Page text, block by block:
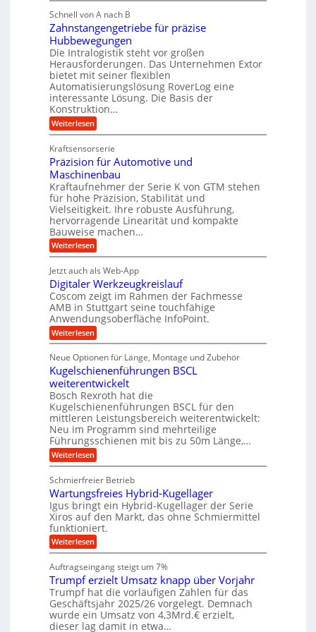
k
i
m
V
e
r
g
l
c
h
g
e
K
u
g
e
l
g
e
w
n
d
e
t
r
i
e
b
e
f
ü
r
r
u
e
U
m
g
e
b
u
n
g
e
n
g
r
t
U
m
s
a
t
z
n
d
A
u
f
t
r
a
s
i
n
g
a
n
g
e
h
r
A
r
b
e
i
t
s
l
o
s
e
,
w
e
n
i
g
e
r
S
t
e
l
e
n
Schnell von A nach B
Zahnstangengetriebe für präzise
Hubbewegungen
Die Intralogistik steht vor großen
Herausforderungen. Das Unternehmen Extor
bietet mit seiner flexiblen
Automatisierungslösung RoverLog eine
interessante Lösung. Die Basis der
Konstruktion…
Weiterlesen:
Z
h
n
s
t
a
n
g
e
n
g
e
t
r
i
e
b
e
f
ü
r
r
ä
i
s
e
H
u
b
b
e
w
e
g
u
n
g
e
n
Kraftsensorserie
Präzision für Automotive und
Maschinenbau
Kraftaufnehmer der Serie K von GTM stehen
für hohe Präzision, Stabilität und
Vielseitigkeit. Ihre robuste Ausführung,
hervorragende Linearität und kompakte
Bauweise machen…
Weiterlesen:
P
ä
z
i
s
i
o
n
f
r
A
u
t
o
m
o
t
i
v
e
n
d
M
a
s
c
h
i
e
n
b
a
u
Jetzt auch als Web-App
Digitaler Werkzeugkreislauf
Coscom zeigt im Rahmen der Fachmesse
AMB in Stuttgart seine touchfähige
Anwendungsoberfläche InfoPoint.
Weiterlesen:
D
g
i
t
a
l
e
r
W
e
r
k
z
e
u
g
k
r
e
i
s
a
u
f
Neue Optionen für Länge, Montage und Zubehör
Kugelschienenführungen BSCL
weiterentwickelt
Bosch Rexroth hat die
Kugelschienenführungen BSCL für den
mittleren Leistungsbereich weiterentwickelt:
Neu im Programm sind mehrteilige
Führungsschienen mit bis zu 50m Länge,…
Weiterlesen:
K
g
e
l
s
c
h
i
e
e
n
f
ü
h
r
Schmierfreier Betrieb
Wartungsfreies Hybrid-Kugellager
Igus bringt ein Hybrid-Kugellager der Serie
Xiros auf den Markt, das ohne Schmiermittel
funktioniert.
Weiterlesen:
W
r
t
u
n
g
s
f
Auftragseingang steigt um 7%
Trumpf erzielt Umsatz knapp über Vorjahr
Trumpf hat die vorläufigen Zahlen für das
Geschäftsjahr 2025/26 vorgelegt. Demnach
wurde ein Umsatz von 4,3Mrd.€ erzielt,
dieser lag damit in etwa…